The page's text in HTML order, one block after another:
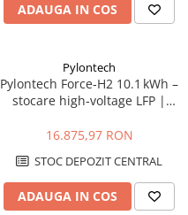
ADAUGA IN COS
Pylontech
Pylontech Force‑H2 10.1 kWh –
stocare high‑voltage LFP |
Sungrow, Goodwe, Sofar
16.875,97 RON
STOC DEPOZIT CENTRAL
ADAUGA IN COS